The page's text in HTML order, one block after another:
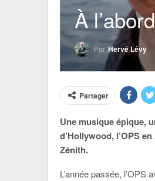
À
Par Hervé Lévy
Partager
Une musique épique,
d’Hollywood, l’OPS en
Zénith.
L’année passée, l’OPS